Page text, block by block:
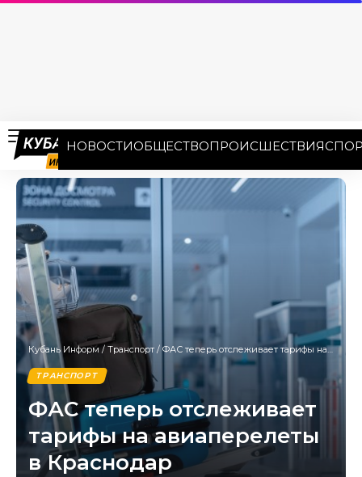
НОВОСТИОБЩЕСТВОПРОИСШЕСТВИЯ
Кубань Информ / Транспорт / ФАС теперь отслеживает тарифы на авиаперелеты в Краснодар
ТРАНСПОРТ
ФАС теперь отслеживает
тарифы на авиаперелеты
в Краснодар